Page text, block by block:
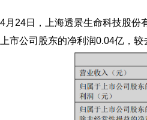
4月24日，上海透景生命科技股份
上市公司股东的净利润0.04亿，